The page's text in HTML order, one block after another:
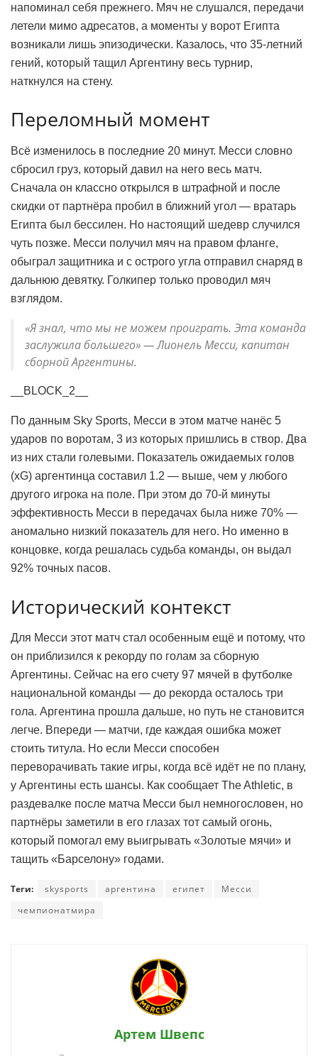
напоминал себя прежнего. Мяч не слушался, передачи
летели мимо адресатов, а моменты у ворот Египта
возникали лишь эпизодически. Казалось, что 35-летний
гений, который тащил Аргентину весь турнир,
наткнулся на стену.
Переломный момент
Всё изменилось в последние 20 минут. Месси словно
сбросил груз, который давил на него весь матч.
Сначала он классно открылся в штрафной и после
скидки от партнёра пробил в ближний угол — вратарь
Египта был бессилен. Но настоящий шедевр случился
чуть позже. Месси получил мяч на правом фланге,
обыграл защитника и с острого угла отправил снаряд в
дальнюю девятку. Голкипер только проводил мяч
взглядом.
«Я знал, что мы не можем проиграть. Эта команда
заслужила большего» — Лионель Месси, капитан
сборной Аргентины.
__BLOCK_2__
По данным Sky Sports, Месси в этом матче нанёс 5
ударов по воротам, 3 из которых пришлись в створ. Два
из них стали голевыми. Показатель ожидаемых голов
(xG) аргентинца составил 1.2 — выше, чем у любого
другого игрока на поле. При этом до 70-й минуты
эффективность Месси в передачах была ниже 70% —
аномально низкий показатель для него. Но именно в
концовке, когда решалась судьба команды, он выдал
92% точных пасов.
Исторический контекст
Для Месси этот матч стал особенным ещё и потому, что
он приблизился к рекорду по голам за сборную
Аргентины. Сейчас на его счету 97 мячей в футболке
национальной команды — до рекорда осталось три
гола. Аргентина прошла дальше, но путь не становится
легче. Впереди — матчи, где каждая ошибка может
стоить титула. Но если Месси способен
переворачивать такие игры, когда всё идёт не по плану,
у Аргентины есть шансы. Как сообщает The Athletic, в
раздевалке после матча Месси был немногословен, но
партнёры заметили в его глазах тот самый огонь,
который помогал ему выигрывать «Золотые мячи» и
тащить «Барселону» годами.
Теги: skysports аргентина египет
Месси
чемпионатмира
Артем Швепс